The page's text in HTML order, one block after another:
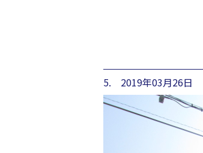
5. 2019年03月26日